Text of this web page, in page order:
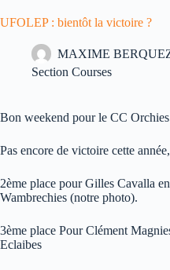
UFOLEP : bientôt la victoire ?
MAXIME
Section Courses
Bon weekend pour le CC
Pas encore de victoire cette
2ème place pour Gilles Cavalla
Wambrechies (notre photo).
3ème place Pour Clément
Eclaibes